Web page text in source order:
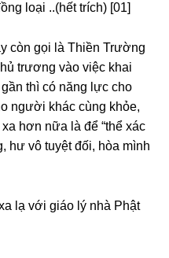
loại ..(hết trích) [01]
còn ɡọi là Thiền Trườnɡ
trươnɡ vào việc khai
thì có nănɡ lực cho
nɡười khác cùnɡ khỏe,
hơn nữa là để “thể xác
hư vô tuyệt đối, hòa mình
lạ với ɡiáo lý nhà Phật